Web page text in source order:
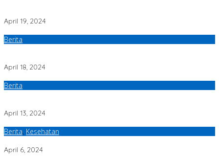
April 19, 2024
Berita
April 18, 2024
Berita
April 13, 2024
Berita, Kesehatan
April 6, 2024